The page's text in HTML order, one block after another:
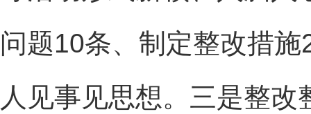
问题10条、制定整改措
人见事见思想。三是整